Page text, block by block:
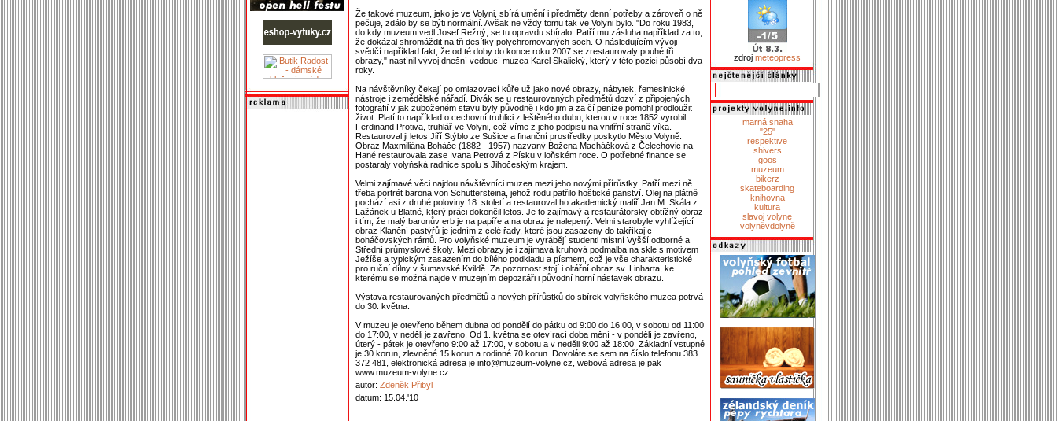
Že takové muzeum, jako je ve Volyni, sbírá umění i předměty denní potřeby a zároveň o ně
pečuje, zdálo by se býti normální. Avšak ne vždy tomu tak ve Volyni bylo. "Do roku 1983,
do kdy muzeum vedl Josef Režný, se tu opravdu sbíralo. Patří mu zásluha například za to,
že dokázal shromáždit na tři desítky polychromovaných soch. O následujícím vývoji
svědčí například fakt, že od té doby do konce roku 2007 se zrestaurovaly pouhé tři
obrazy," nastínil vývoj dnešní vedoucí muzea Karel Skalický, který v této pozici působí dva
roky.
Na návštěvníky čekají po omlazovací kůře už jako nové obrazy, nábytek, řemeslnické
nástroje i zemědělské nářadí. Divák se u restaurovaných předmětů dozví z připojených
fotografií v jak zuboženém stavu byly původně i kdo jim a za čí peníze pomohl prodloužit
život. Platí to například o cechovní truhlici z leštěného dubu, kterou v roce 1852 vyrobil
Ferdinand Protiva, truhlář ve Volyni, což víme z jeho podpisu na vnitřní straně víka.
Restauroval ji letos Jiří Stýblo ze Sušice a finanční prostředky poskytlo Město Volyně.
Obraz Maxmiliána Boháče (1882 - 1957) nazvaný Božena Macháčková z Čelechovic na
Hané restaurovala zase Ivana Petrová z Písku v loňském roce. O potřebné finance se
postaraly volyňská radnice spolu s Jihočeským krajem.
Velmi zajímavé věci najdou návštěvníci muzea mezi jeho novými přírůstky. Patří mezi ně
třeba portrét barona von Schuttersteina, jehož rodu patřilo hoštické panství. Olej na plátně
pochází asi z druhé poloviny 18. století a restauroval ho akademický malíř Jan M. Skála z
Lažánek u Blatné, který práci dokončil letos. Je to zajímavý a restaurátorsky obtížný obraz
i tím, že malý baronův erb je na papíře a na obraz je nalepený. Velmi starobyle vyhlížející
obraz Klanění pastýřů je jedním z celé řady, které jsou zasazeny do takříkajíc
boháčovských rámů. Pro volyňské muzeum je vyrábějí studenti místní Vyšší odborné a
Střední průmyslové školy. Mezi obrazy je i zajímavá kruhová podmalba na skle s motivem
Ježíše a typickým zasazením do bílého podkladu a písmem, což je vše charakteristické
pro ruční dílny v šumavské Kvildě. Za pozornost stojí i oltářní obraz sv. Linharta, ke
kterému se možná najde v muzejním depozitáři i původní horní nástavek obrazu.
Výstava restaurovaných předmětů a nových přírůstků do sbírek volyňského muzea potrvá
do 30. května.
V muzeu je otevřeno během dubna od pondělí do pátku od 9:00 do 16:00, v sobotu od 11:00
do 17:00, v neděli je zavřeno. Od 1. května se otevírací doba mění - v pondělí je zavřeno,
úterý - pátek je otevřeno 9:00 až 17:00, v sobotu a v neděli 9:00 až 18:00. Základní vstupné
je 30 korun, zlevněné 15 korun a rodinné 70 korun. Dovoláte se sem na číslo telefonu 383
372 481, elektronická adresa je info@muzeum-volyne.cz, webová adresa je pak
www.muzeum-volyne.cz.
autor: Zdeněk Přibyl
datum: 15.04.'10
zdroj meteopress
marná snaha
"25"
respektive
shivers
goos
muzeum
bikerz
skateboarding
knihovna
kultura
slavoj volyne
volyněvdolyně